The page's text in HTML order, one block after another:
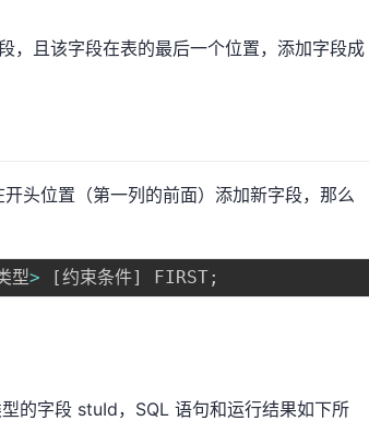
且该字段在表的最后一个位置，添加字段成
头位置（第一列的前面）添加新字段，那么
型> [约束条件] FIRST;
的字段 stuId，SQL 语句和运行结果如下所